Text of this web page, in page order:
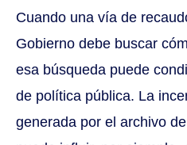
Cuando una vía de
Gobierno debe buscar
esa búsqueda puede
de política pública. La
generada por el archivo